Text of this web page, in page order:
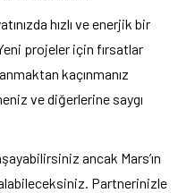
hızlı ve enerjik bir
projeler için fırsatlar
kaçınmanız
ve diğerlerine saygı
ancak Mars’ın
Partnerinizle